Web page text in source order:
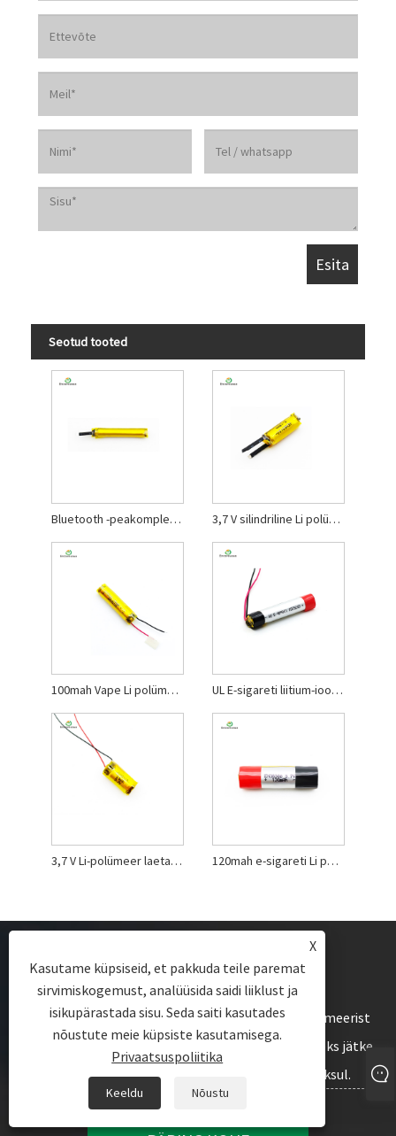
Seotud tooted
Bluetooth -peakomplekt liitiumpolümeeri aku 3,7 V silindriline Li polümeer aku
100mah Vape Li polümeeraku UL E-sigareti liitium-ioon polümeeraku
3,7 V Li-polümeer laetav aku 120mah e-sigareti Li polümeeraku
Li polümeeraku, li polümeerist prismapatarei, li polümeerist
silindrilise aku või hinnakirja kohta päringute saamiseks jätke
meile oma e-kiri ja me võtame ühendust 24 tunni jooksul.
X
Kasutame küpsiseid, et pakkuda teile paremat
sirvimiskogemust, analüüsida saidi liiklust ja
isikupärastada sisu. Seda saiti kasutades
nõustute meie küpsiste kasutamisega.
Privaatsuspoliitika
Keeldu Nõustu